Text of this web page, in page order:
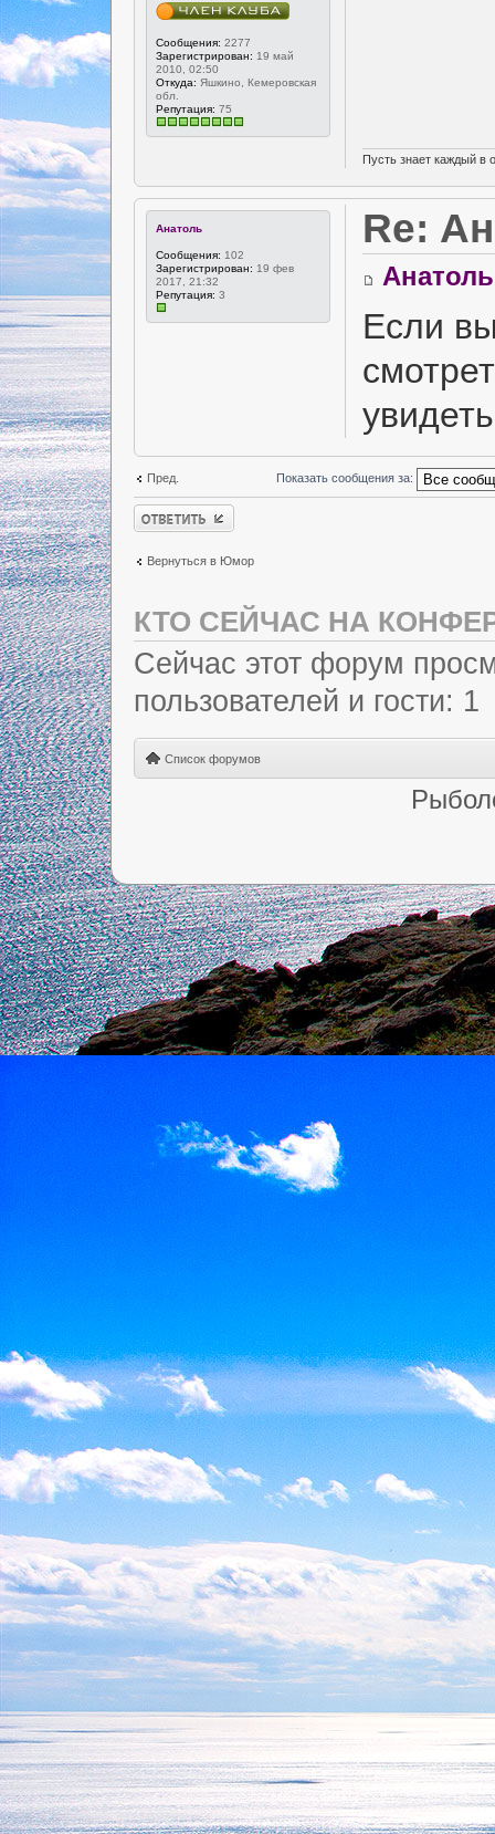
Сообщения: 2277
Зарегистрирован: 19 май
2010, 02:50
Откуда: Яшкино, Кемеровская
обл.
Репутация: 75
Пусть знает каждый в
Анатоль
Сообщения: 102
Зарегистрирован: 19 фев
2017, 21:32
Репутация: 3
Re:
Анатоль
Если
Пред. Показать сообщения за:
Ответить
Вернуться в Юмор
КТО СЕЙЧАС НА
Сейчас этот форум
пользователей и гости: 1
Список форумов